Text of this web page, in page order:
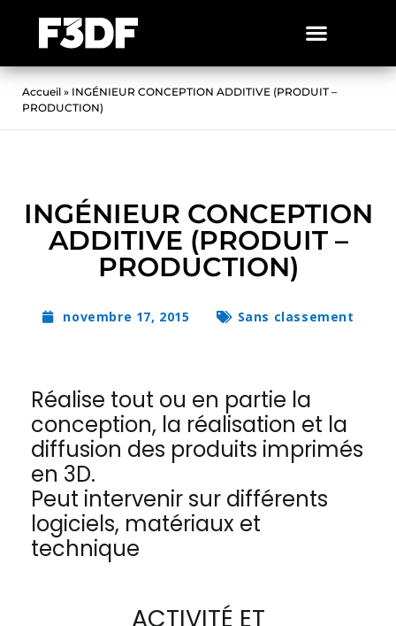
Accueil » INGÉNIEUR CONCEPTION ADDITIVE (PRODUIT –
PRODUCTION)
INGÉNIEUR CONCEPTION
ADDITIVE (PRODUIT –
PRODUCTION)
novembre 17, 2015 Sans classement
Réalise tout ou en partie la
conception, la réalisation et la
diffusion des produits imprimés
en 3D.
Peut intervenir sur différents
logiciels, matériaux et
technique
ACTIVITÉ ET